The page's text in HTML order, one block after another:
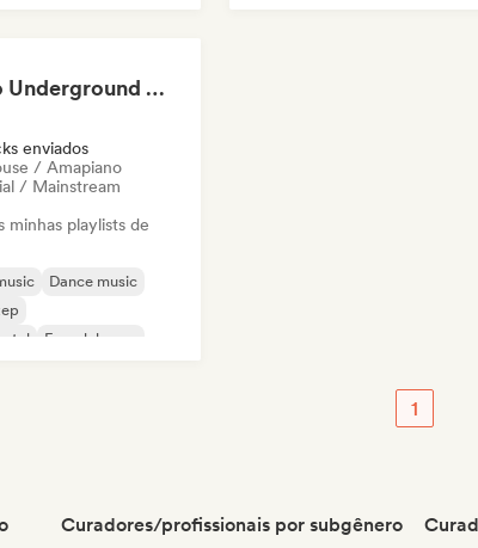
Techno Underground Rave Anthems by Orphium
enviados
/ Amapiano
/ Mainstream
minhas playlists de
Dance music
French house
1
Curadores/profissionais por subgênero